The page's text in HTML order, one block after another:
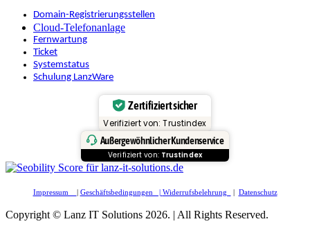
Domain-Registrierungsstellen
Cloud-Telefonanlage
Fernwartung
Ticket
Systemstatus
Schulung LanzWare
Zertifiziert sicher
Verifiziert von: Trustindex
Außergewöhnlicher Kundenservice
Verifiziert von: Trustindex
Impressum Geschäftsbedingungen | Widerrufsbelehrung Datenschutz
Copyright © Lanz IT Solutions 2026. | All Rights Reserved.